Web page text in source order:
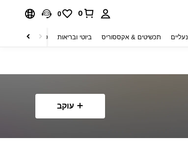
0
0
נעליים תכשיטים & אקססוריס ביוטי ובריאות טקסטיל לבית
עוקב